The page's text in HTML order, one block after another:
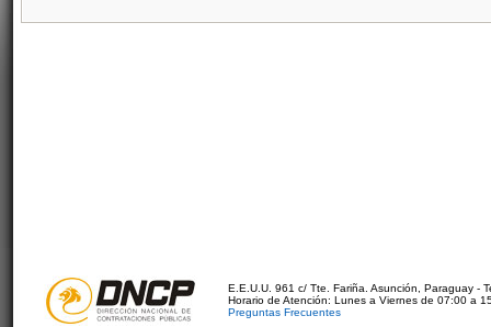
E.E.U.U. 961 c/ Tte. Fariña. Asunción, Paraguay -
Horario de Atención: Lunes a Viernes de 07:00 a
Preguntas Frecuentes